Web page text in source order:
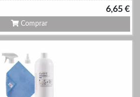
6,65 €
Comprar